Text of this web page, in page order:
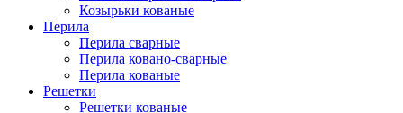
Козырьки кованые
Перила
Перила сварные
Перила ковано-сварные
Перила кованые
Решетки
Решетки кованые